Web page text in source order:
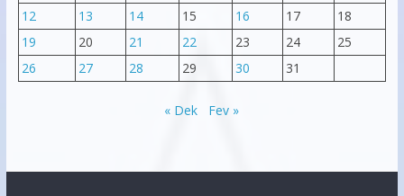
12
13 14 15 16 17
18
19
20 21 22 23 24
25
26
27 28 29 30 31
« Dek Fev »